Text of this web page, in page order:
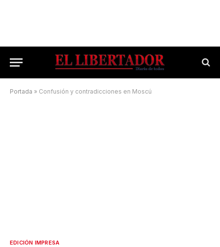
Portada » Confusión y contradicciones en Moscú
EDICIÓN IMPRESA